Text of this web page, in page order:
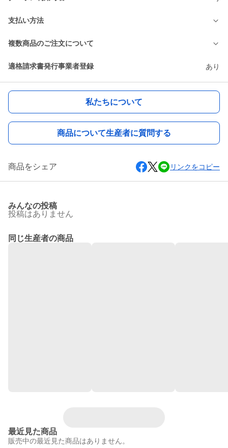
支払い方法
複数商品のご注文について
適格請求書発行事業者登録 あり
私たちについて
商品について生産者に質問する
商品をシェア リンクをコピー
みんなの投稿
投稿はありません
同じ生産者の商品
最近見た商品
販売中の最近見た商品はありません。